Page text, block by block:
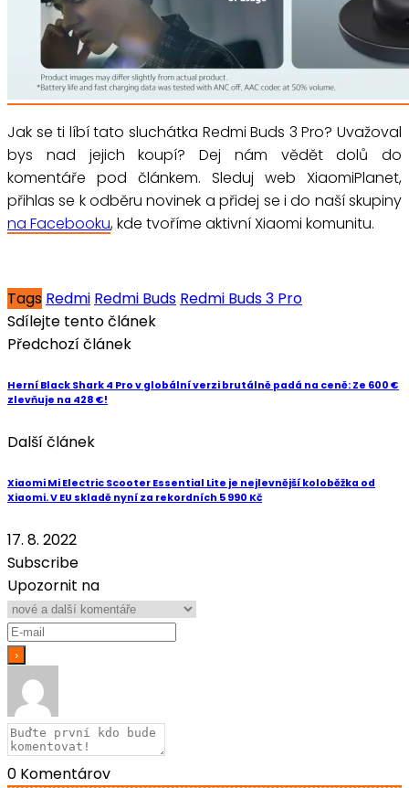
Jak se ti líbí tato sluchátka Redmi Buds 3 Pro? Uvažoval
bys nad jejich koupí? Dej nám vědět dolů do
komentáře pod článkem. Sleduj web XiaomiPlanet,
přihlas se k odběru novinek a přidej se i do naší skupiny
na Facebooku, kde tvoříme aktivní Xiaomi komunitu.
Tags Redmi Redmi Buds Redmi Buds 3 Pro
Sdílejte tento článek
Předchozí článek
Herní Black Shark 4 Pro v globální verzi brutálně padá na ceně: Ze 600 €
zlevňuje na 428 €!
Další článek
Xiaomi Mi Electric Scooter Essential Lite je nejlevnější koloběžka od
Xiaomi. V EU skladě nyní za rekordních 5 990 Kč
17. 8. 2022
Subscribe
Upozornit na
0 Komentárov